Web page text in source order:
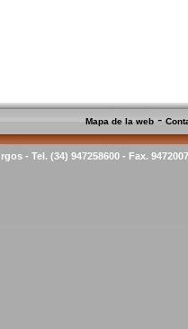
Mapa de la web -
- Tel. (34) 947258600 - Fax.